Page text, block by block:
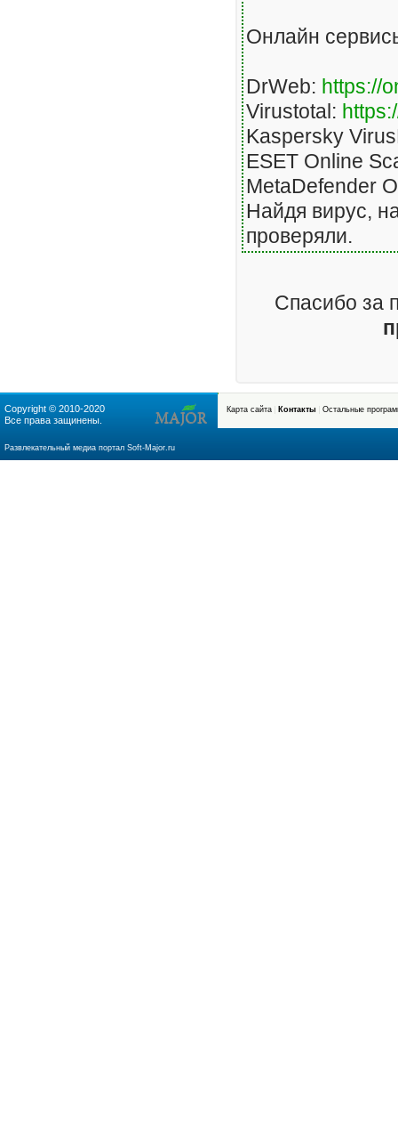
Онлайн
DrWeb: https://
Virustotal:
Kaspersky
ESET Online
MetaDefender
Найдя вирус,
проверяли.
Спасибо за
Copyright © 2010-2020
Все права защинены.
Развлекательный медиа портал Soft-Major.ru
Карта сайта Контакты Остальные